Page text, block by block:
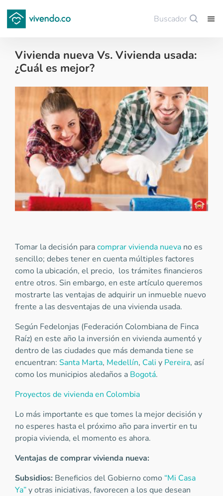
Buscador
Vivienda nueva Vs. Vivienda usada:
¿Cuál es mejor?
Tips para comprar vivienda nueva - 2016-12-21
Tomar la decisión paracomprar vivienda nueva no es
sencillo; debes tener en cuenta múltiples factores
como la ubicación, el precio, los trámites financieros
entre otros. Sin embargo, en este artículo queremos
mostrarte las ventajas de adquirir un inmueble nuevo
frente a las desventajas de una vivienda usada.
Según Fedelonjas (Federación Colombiana de Finca
Raíz) en este año la inversión en vivienda aumentó y
dentro de las ciudades que más demanda tiene se
encuentran: Santa Marta, Medellín, Cali y Pereira, así
como los municipios aledaños a Bogotá.
Proyectos de vivienda en Colombia
Lo más importante es que tomes la mejor decisión y
no esperes hasta el próximo año para invertir en tu
propia vivienda, el momento es ahora.
Ventajas de comprar vivienda nueva:
Subsidios: Beneficios del Gobierno como “Mi Casa
Ya”y otras iniciativas, favorecen a los que desean
Guardar